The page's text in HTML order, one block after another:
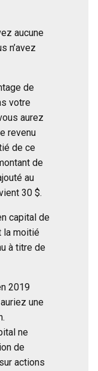
aucune
n’avez
de
votre
aurez
revenu
de ce
de
au
30 $.
capital de
la moitié
à titre de
2019
une
ne
de
actions